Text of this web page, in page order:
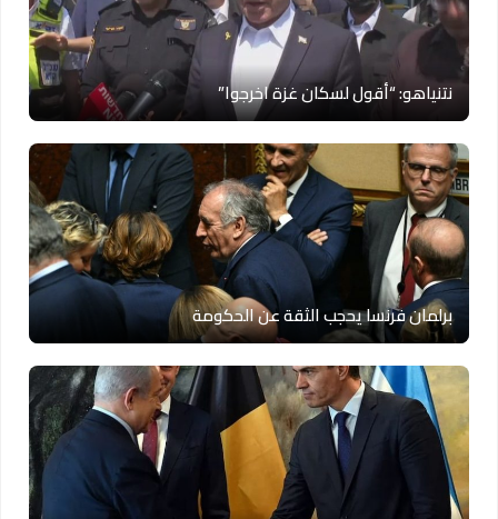
نتنياهو: “أقول لسكان غزة اخرجوا”
برلمان فرنسا يحجب الثقة عن الحكومة